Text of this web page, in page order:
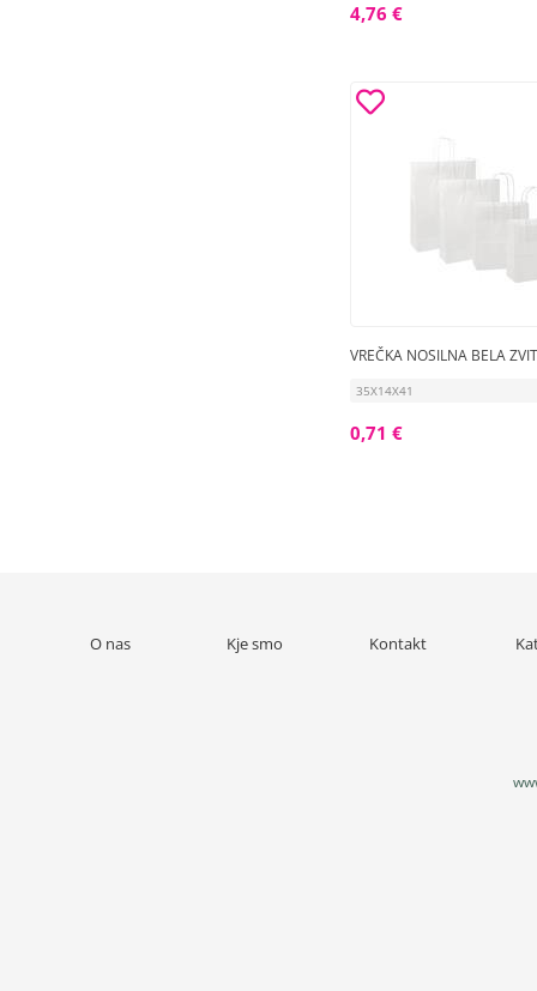
4,76 €
VREČKA NOSILNA BELA
35X14X41
0,71 €
O nas Kje smo Kontakt